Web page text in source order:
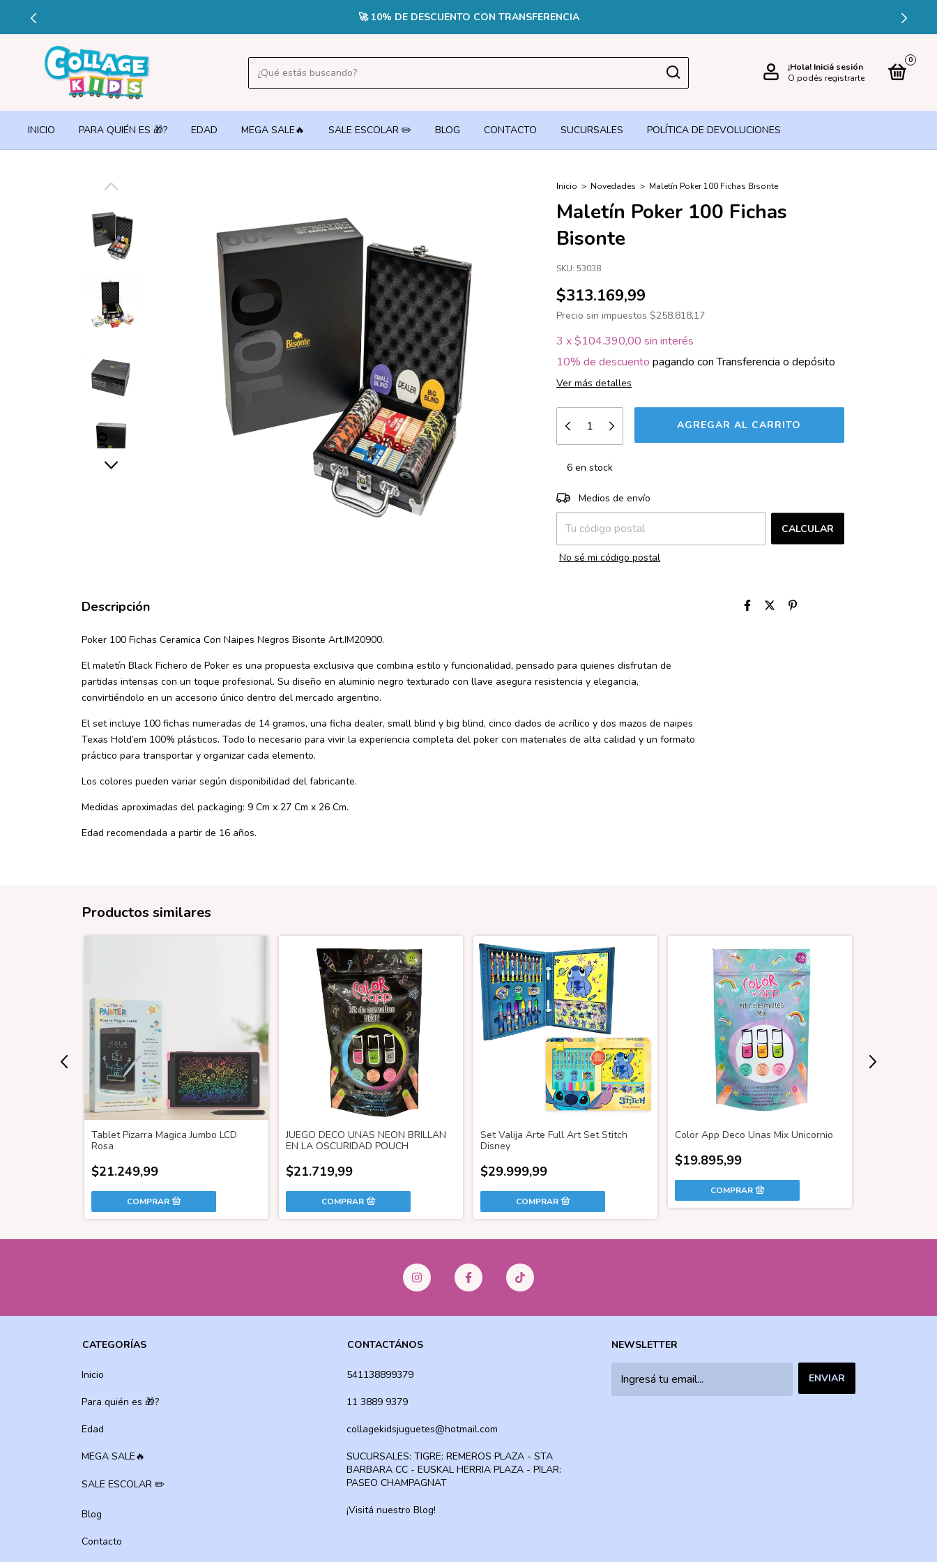
🔥3 CUOTAS SIN INTERÉS EN PEDIDOS +$70.000 CON TARJETA DE CRÉDITO
¡Hola! Iniciá sesión
O podés registrarte
0
INICIO PARA QUIÉN ES 🎁? EDAD MEGA SALE🔥 SALE ESCOLAR ✏️ BLOG CONTACTO SUCURSALES POLÍTICA DE DEVOLUCIONES
Inicio > Novedades > Maletín Poker 100 Fichas Bisonte
Maletín Poker 100 Fichas
Bisonte
SKU: 53038
$313.169,99
Precio sin impuestos $258.818,17
3 x$104.390,00 sin interés
10% de descuento pagando con Transferencia o depósito
Ver más detalles
6en stock
Entregas para el CP:
Medios de envío
CALCULAR
No sé mi código postal
Descripción
Poker 100 Fichas Ceramica Con Naipes Negros Bisonte Art.IM20900.
El maletín Black Fichero de Poker es una propuesta exclusiva que combina estilo y funcionalidad, pensado para quienes disfrutan de
partidas intensas con un toque profesional. Su diseño en aluminio negro texturado con llave asegura resistencia y elegancia,
convirtiéndolo en un accesorio único dentro del mercado argentino.
El set incluye 100 fichas numeradas de 14 gramos, una ficha dealer, small blind y big blind, cinco dados de acrílico y dos mazos de naipes
Texas Hold’em 100% plásticos. Todo lo necesario para vivir la experiencia completa del poker con materiales de alta calidad y un formato
práctico para transportar y organizar cada elemento.
Los colores pueden variar según disponibilidad del fabricante.
Medidas aproximadas del packaging: 9 Cm x 27 Cm x 26 Cm.
Edad recomendada a partir de 16 años.
Productos similares
Tablet Pizarra Magica Jumbo LCD
Rosa
$21.249,99
JUEGO DECO UNAS NEON BRILLAN
EN LA OSCURIDAD POUCH
$21.719,99
Set Valija Arte Full Art Set Stitch
Disney
$29.999,99
Color App Deco Unas Mix Unicornio
$19.895,99
CATEGORÍAS
Inicio
Para quién es 🎁?
Edad
MEGA SALE🔥
SALE ESCOLAR ✏️
Blog
Contacto
CONTACTÁNOS
541138899379
11 3889 9379
collagekidsjuguetes@hotmail.com
SUCURSALES: TIGRE: REMEROS PLAZA - STA
BARBARA CC - EUSKAL HERRIA PLAZA - PILAR:
PASEO CHAMPAGNAT
¡Visitá nuestro Blog!
NEWSLETTER